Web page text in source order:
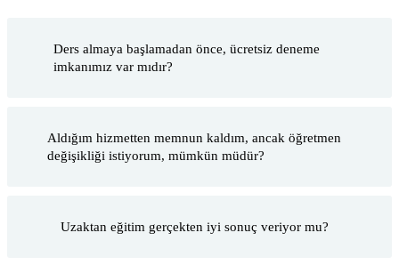
Ders almaya başlamadan önce, ücretsiz deneme
imkanımız var mıdır?
Aldığım hizmetten memnun kaldım, ancak öğretmen
değişikliği istiyorum, mümkün müdür?
Uzaktan eğitim gerçekten iyi sonuç veriyor mu?